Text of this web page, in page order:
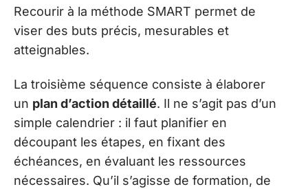
Recourir à la méthode SMART permet de
viser des buts précis, mesurables et
atteignables.
La troisième séquence consiste à élaborer
un plan d’action détaillé. Il ne s’agit pas d’un
simple calendrier : il faut planifier en
découpant les étapes, en fixant des
échéances, en évaluant les ressources
nécessaires. Qu’il s’agisse de formation, de